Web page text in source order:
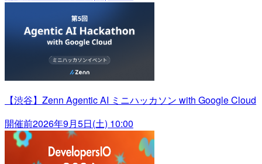
【渋谷】Zenn Agentic AI ミニハッカソン with Google Cloud
開催前2026年9月5日(土) 10:00